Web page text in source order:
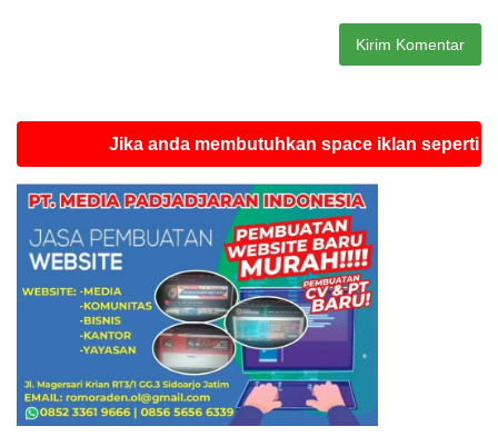
Jika anda membutuhkan space iklan seperti ini